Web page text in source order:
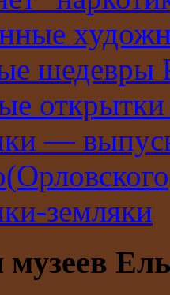
шедевры
—
земляки